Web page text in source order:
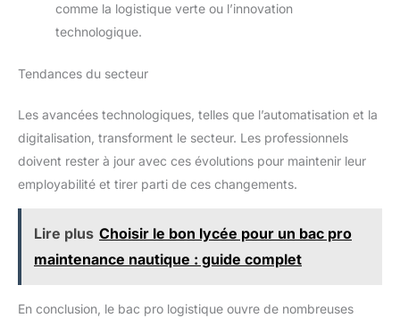
comme la logistique verte ou l’innovation
technologique.
Tendances du secteur
Les avancées technologiques, telles que l’automatisation et la
digitalisation, transforment le secteur. Les professionnels
doivent rester à jour avec ces évolutions pour maintenir leur
employabilité et tirer parti de ces changements.
Lire plus Choisir le bon lycée pour un bac pro
maintenance nautique : guide complet
En conclusion, le bac pro logistique ouvre de nombreuses